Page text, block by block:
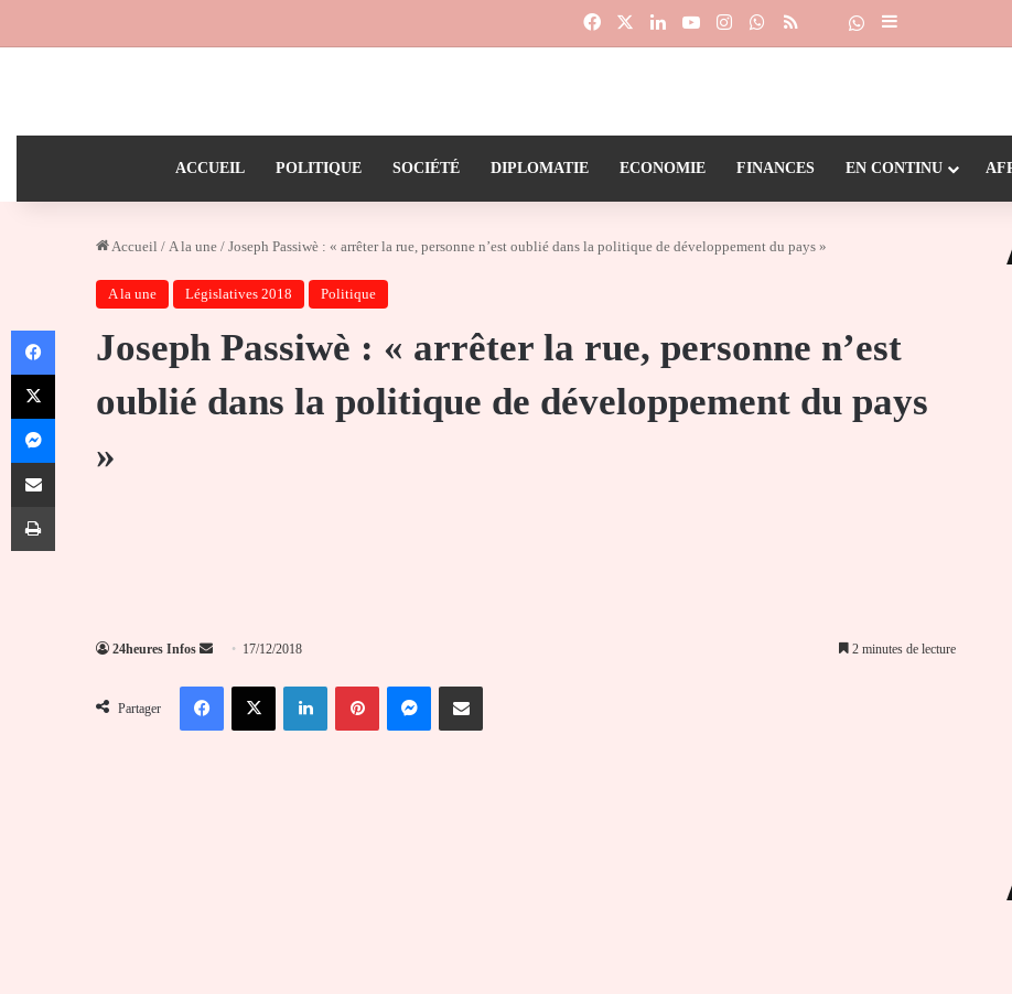
FacebookLinkedinYouTubeInstagramWhatsApp
RSS Dailymotion
Suivre la chaîne
Sidebar (barre
ACCUEIL POLITIQUE SOCIÉTÉ DIPLOMATIE ECONOMIE FINANCES EN CONTINU
Accueil / A la une / Joseph Passiwè : « arrêter la rue, personne n’est oublié dans la politique de développement du pays »
A la une Législatives 2018 Politique
Joseph Passiwè : « arrêter la rue, personne n’est
oublié dans la politique de développement du pays
»
24heures Infos
Envoyer
courriel
17/12/2018 2 minutes de lecture
Partager
FacebookX LinkedinPinterestMessengerPartager par email
Facebook
X
Messenger
Partager par email